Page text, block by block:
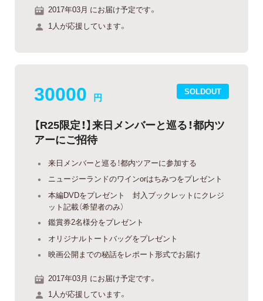
2017年03月 にお届け予定です。
1人が応援しています。
SOLDOUT
30000 円
【R25限定！】来日メンバーと巡る！都内ツ
アーにご招待
来日メンバーと巡る！都内ツアーに参加する
ニュージーランドのワインorはちみつをプレゼント
本編DVDをプレゼント 封入ブックレットにクレジ
ット記載（希望者のみ）
鑑賞券2名様分をプレゼント
オリジナルトートバッグをプレゼント
映画公開までの秘話をレポート形式でお届け
2017年03月 にお届け予定です。
1人が応援しています。